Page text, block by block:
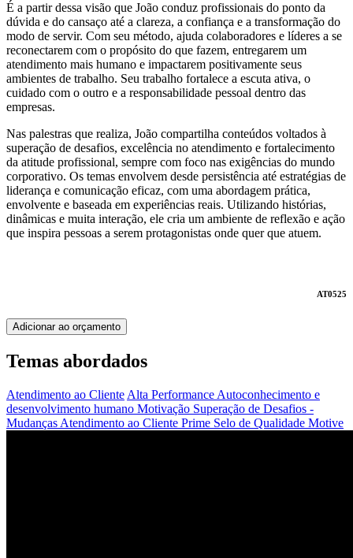
É a partir dessa visão que João conduz profissionais do ponto da
dúvida e do cansaço até a clareza, a confiança e a transformação do
modo de servir. Com seu método, ajuda colaboradores e líderes a se
reconectarem com o propósito do que fazem, entregarem um
atendimento mais humano e impactarem positivamente seus
ambientes de trabalho. Seu trabalho fortalece a escuta ativa, o
cuidado com o outro e a responsabilidade pessoal dentro das
empresas.
Nas palestras que realiza, João compartilha conteúdos voltados à
superação de desafios, excelência no atendimento e fortalecimento
da atitude profissional, sempre com foco nas exigências do mundo
corporativo. Os temas envolvem desde persistência até estratégias de
liderança e comunicação eficaz, com uma abordagem prática,
envolvente e baseada em experiências reais. Utilizando histórias,
dinâmicas e muita interação, ele cria um ambiente de reflexão e ação
que inspira pessoas a serem protagonistas onde quer que atuem.
AT0525
Adicionar ao orçamento
Temas abordados
Atendimento ao Cliente Alta Performance Autoconhecimento e
desenvolvimento humano Motivação Superação de Desafios -
Mudanças Atendimento ao Cliente Prime Selo de Qualidade Motive